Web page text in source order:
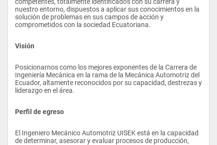
nuestro entorno, dispuestos a aplicar sus conocimientos en la
solución de problemas en sus campos de acción y
comprometidos con la sociedad Ecuatoriana.
Visión
Posicionarnos como los mejores exponentes de la Carrera de
Ingeniería Mecánica en la rama de la Mecánica Automotriz del
Ecuador, altamente reconocidos por su capacidad, destrezas y
liderazgo en el área.
Perfil de egreso
El Ingeniero Mecánico Automotriz UISEK está en la capacidad
de determinar, asesorar y evaluar procesos de producción,